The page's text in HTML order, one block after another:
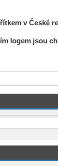
v České
logem jsou